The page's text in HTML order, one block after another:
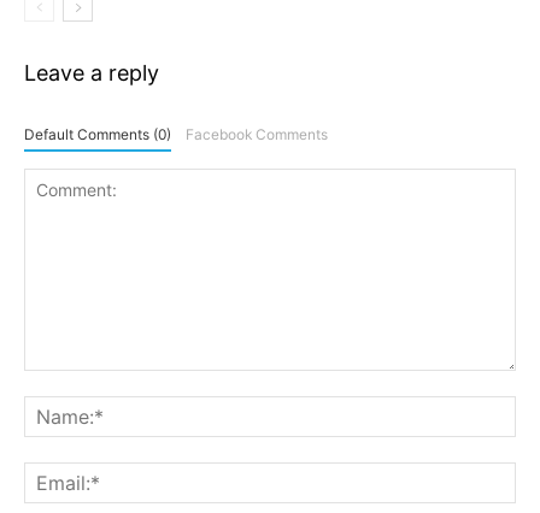
Leave a reply
Default Comments (0) Facebook Comments